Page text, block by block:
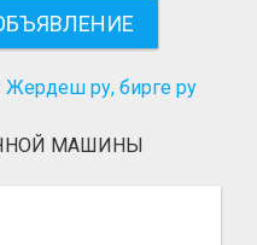
ру, бирге ру
МАШИНЫ